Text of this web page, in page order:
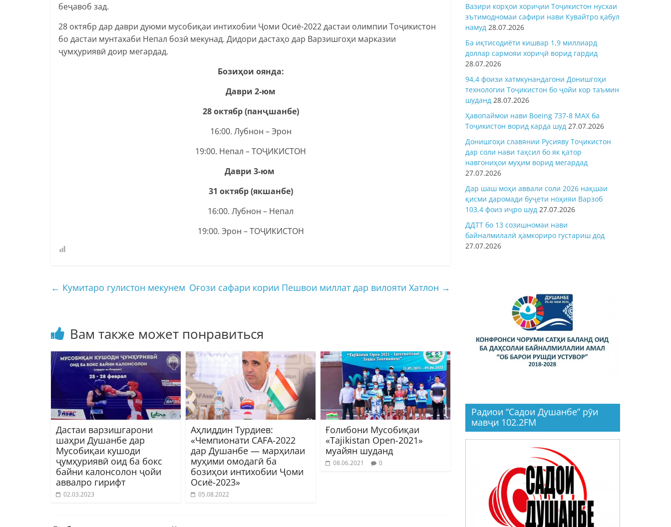
беҷавоб зад.
28 октябр дар даври дуюми мусобиқаи интихобии Ҷоми Осиё-2022 дастаи олимпии Тоҷикистон
бо дастаи мунтахаби Непал бозӣ мекунад. Дидори дастаҳо дар Варзишгоҳи марказии
ҷумҳуриявӣ доир мегардад.
Бозиҳои оянда:
Даври 2-юм
28 октябр (панҷшанбе)
16:00. Лубнон – Эрон
19:00. Непал – ТОҶИКИСТОН
Даври 3-юм
31 октябр (якшанбе)
16:00. Лубнон – Непал
19:00. Эрон – ТОҶИКИСТОН
← Кумитаро гулистон мекунем Оғози сафари кории Пешвои миллат дар вилояти Хатлон →
Вам также может понравиться
Дастаи варзишгарони
шаҳри Душанбе дар
Мусобиқаи кушоди
ҷумҳуриявӣ оид ба бокс
байни калонсолон ҷойи
аввалро гирифт
02.03.2023
Аҳлиддин Турдиев:
«Чемпионати CAFA-2022
дар Душанбе — марҳилаи
муҳими омодагӣ ба
бозиҳои интихобии Ҷоми
Осиё-2023»
05.08.2022
Ғолибони Мусобиқаи
«Tajikistan Open-2021»
муайян шуданд
08.06.2021 0
Вазири корҳои хориҷии Тоҷикистон нусхаи
эътимодномаи сафири нави Кувайтро қабул
намуд 28.07.2026
Ба иқтисодиёти кишвар 1,9 миллиард
доллар сармояи хориҷӣ ворид гардид
28.07.2026
94,4 фоизи хатмкунандагони Донишгоҳи
технологии Тоҷикистон бо ҷойи кор таъмин
шуданд 28.07.2026
Ҳавопаймои нави Boeing 737-8 MAX ба
Тоҷикистон ворид карда шуд 27.07.2026
Донишгоҳи славянии Русияву Тоҷикистон
дар соли нави таҳсил бо як қатор
навгониҳои муҳим ворид мегардад
27.07.2026
Дар шаш моҳи аввали соли 2026 нақшаи
қисми даромади буҷети ноҳияи Варзоб
103,4 фоиз иҷро шуд 27.07.2026
ДДТТ бо 13 созишномаи нави
байналмилалӣ ҳамкориро густариш дод
27.07.2026
Радиои “Садои Душанбе” рӯи
мавҷи 102.2FM